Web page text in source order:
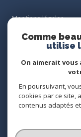
Mentions légales
Cookies
© 2026 | Tous droits
Comme
utilise
On aimerait
En poursuivant,
cookies par ce site,
contenus adaptés